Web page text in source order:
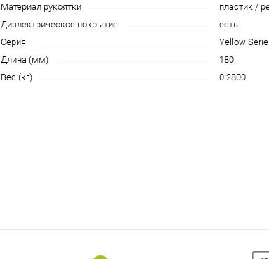
Материал рукоятки
пластик /
Диэлектрическое покрытие
есть
Серия
Yellow
Длина (мм)
180
Вес (кг)
0.2800